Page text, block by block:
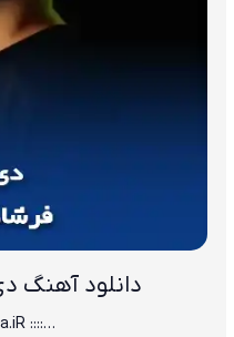
دانلود آهنگ
…:::: iR-media.iR ::::…